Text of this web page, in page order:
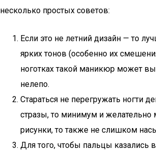
несколько простых советов:
Если это не летний дизайн — то
ярких тонов (особенно их
ноготках такой маникюр может
нелепо.
Стараться не перегружать ногти
стразы, то минимум и желательно
рисунки, то также не слишком
Для того, чтобы пальцы казались